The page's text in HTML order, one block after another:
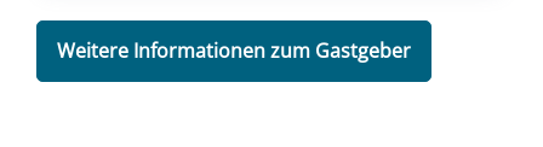
Weitere Informationen zum Gastgeber